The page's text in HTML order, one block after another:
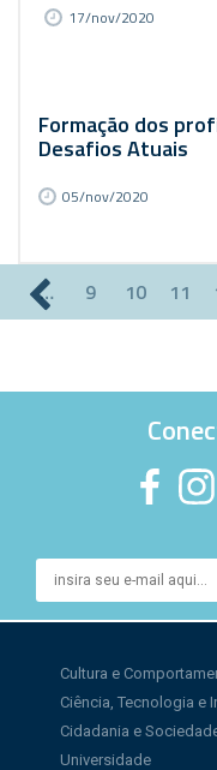
17/nov/2020
Formação dos
Desafios Atuais
05/nov/2020
Páginas
… 9 10 11
Cultura e
Ciência, Tecnologia e
Cidadania e
Universidade